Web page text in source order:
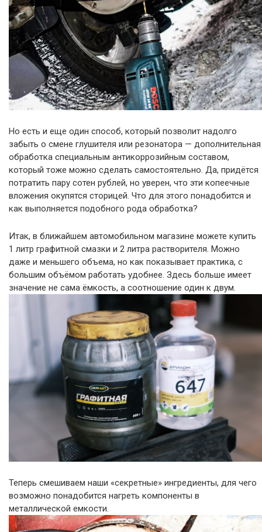
Но есть и еще один способ, который позволит надолго
забыть о смене глушителя или резонатора — дополнительная
обработка специальным антикоррозийным составом,
который тоже можно сделать самостоятельно. Да, придётся
потратить пару сотен рублей, но уверен, что эти копеечные
вложения окупятся сторицей. Что для этого понадобится и
как выполняется подобного рода обработка?
Итак, в ближайшем автомобильном магазине можете купить
1 литр графитной смазки и 2 литра растворителя. Можно
даже и меньшего объема, но как показывает практика, с
большим объёмом работать удобнее. Здесь больше имеет
значение не сама ёмкость, а соотношение один к двум.
Теперь смешиваем наши «секретные» ингредиенты, для чего
возможно понадобится нагреть компоненты в
металлической емкости.